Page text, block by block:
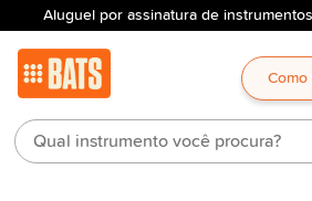
Aluguel por assinatura de
Como